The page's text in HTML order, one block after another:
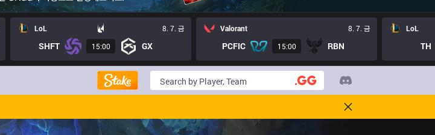
LoL 8. 7. 금
SHFT 15:00 GX
Valorant 8. 7. 금
PCFIC 15:00 RBN
LoL
TH